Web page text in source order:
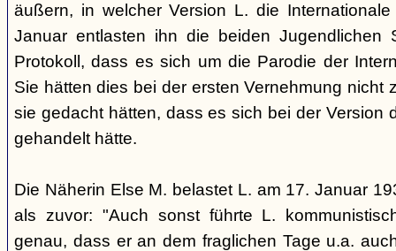
äußern, in welcher Version L. die
Januar entlasten ihn die beiden
Protokoll, dass es sich um die Parodie der
Sie hätten dies bei der ersten Vernehmung nicht
sie gedacht hätten, dass es sich bei der Version
gehandelt hätte.
Die Näherin Else M. belastet L. am 17. Januar
als zuvor: "Auch sonst führte L.
genau, dass er an dem fraglichen Tage u.a.